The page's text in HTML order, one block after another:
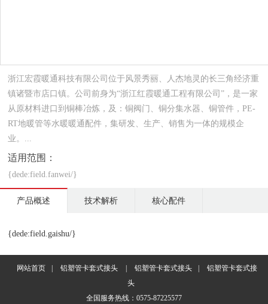
浙江宏霞暖通科技有限公司位于风景秀丽、人杰地灵的长三角经济重
镇诸暨市店口镇。公司前身为“浙江红霞暖通工程有限公司”，是一家
从原材料进口到铜棒冶炼，及：铜阀门、铜分集水器、铜管件，PE-
RT地暖管等水暖暖通配件，集研发、生产、销售为一体的规模企
业。...
适用范围：
{dede:field.fanwei/}
产品概述 技术解析 核心配件
{dede:field.gaishu/}
网站首页 铝塑管卡套式接头 铝塑管卡套式接头
铝塑管卡套式接
头
全国服务热线：0575-87225577